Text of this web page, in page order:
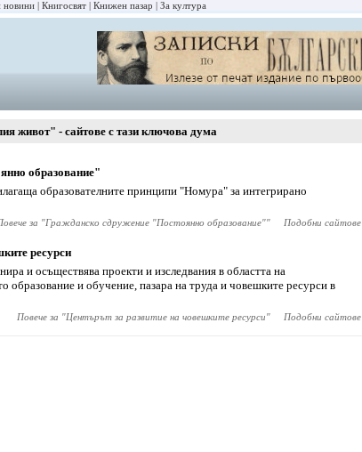
новини Книгосвят Книжен пазар За култура
живот" - сайтове с тази ключова дума
образование"
образователните принципи "Номура" за интегрирано
за "Гражданско сдружение "Постоянно образование"" Подобни сайтове
ресурси
и осъществява проекти и изследвания в областта на
образование и обучение, пазара на труда и човешките ресурси в
Повече за "Центърът за развитие на човешките ресурси" Подобни сайтове